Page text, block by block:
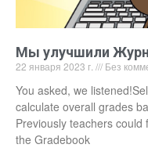
Мы улучшили
22 января 2023 г. Без
You asked, we
calculate overall grades
Previously teachers
the Gradebook